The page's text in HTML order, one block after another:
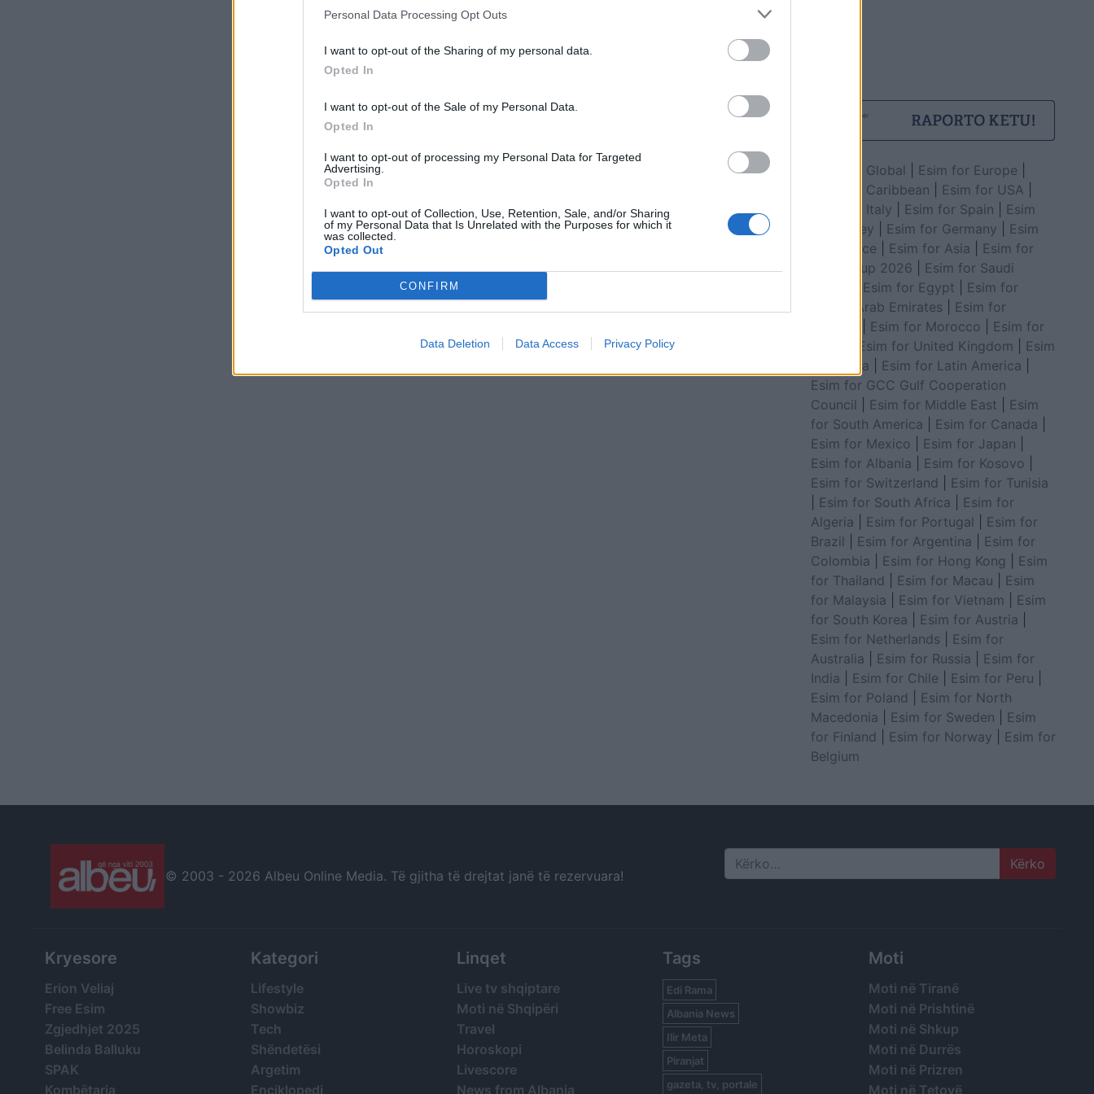
Personal Data Processing Opt Outs
I want to opt-out of the Sharing of my personal data.
Opted In
I want to opt-out of the Sale of my Personal Data.
Opted In
I want to opt-out of processing my Personal Data for Targeted
Advertising.
Opted In
I want to opt-out of Collection, Use, Retention, Sale, and/or Sharing
of my Personal Data that Is Unrelated with the Purposes for which it
was collected.
Opted Out
CONFIRM
Data Deletion Data Access Privacy Policy
Esim for Global Esim for Europe
Esim for Caribbean
Esim for USA
Esim for Italy
Esim for Spain
Esim
for Turkey
Esim for Germany
Esim
for Greece
Esim for Asia
Esim for
World Cup 2026
Esim for Saudi
Esim for Egypt
Esim for
United Arab Emirates
Esim for
Esim for Morocco
Esim for
Esim for United Kingdom
Esim
for Africa
Esim for Latin America
Esim for GCC Gulf Cooperation
Council
Esim for Middle East
Esim
for South America
Esim for Canada
Esim for Mexico
Esim for Japan
Esim for Albania
Esim for Kosovo
Esim for Switzerland
Esim for Tunisia
Esim for South Africa
Esim for
Algeria
Esim for Portugal
Esim for
Brazil
Esim for Argentina
Esim for
Colombia
Esim for Hong Kong
Esim
for Thailand
Esim for Macau
Esim
for Malaysia
Esim for Vietnam
Esim
for South Korea
Esim for Austria
Esim for Netherlands
Esim for
Australia
Esim for Russia
Esim for
India
Esim for Chile Esim for Peru
Esim for Poland
Esim for North
Macedonia
Esim for Sweden
Esim
for Finland
Esim for Norway
Esim for
Belgium
© 2003 - 2026 Albeu Online Media. Të gjitha të drejtat janë të rezervuara! Search
Kryesore
Erion Veliaj
Free Esim
Zgjedhjet 2025
Belinda Balluku
SPAK
Kombëtarja
Kategori
Lifestyle
Showbiz
Tech
Shëndetësi
Argetim
Enciklopedi
Linqet
Live tv shqiptare
Moti në Shqipëri
Travel
Horoskopi
Livescore
News from Albania
Tags
Edi Rama
Albania News
Ilir Meta
Piranjat
gazeta, tv, portale
Moti
Moti në Tiranë
Moti në Prishtinë
Moti në Shkup
Moti në Durrës
Moti në Prizren
Moti në Tetovë